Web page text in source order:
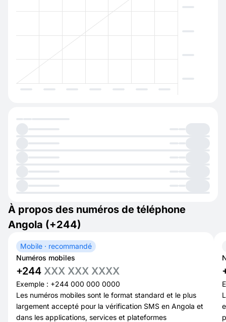
À propos des numéros de téléphone
Angola (+244)
Mobile · recommandé
Numéros mobiles
+244 XXX XXX XXXX
Exemple : +244 000 000 0000
Les numéros mobiles sont le format standard et le plus
largement accepté pour la vérification SMS en Angola et
dans les applications, services et plateformes